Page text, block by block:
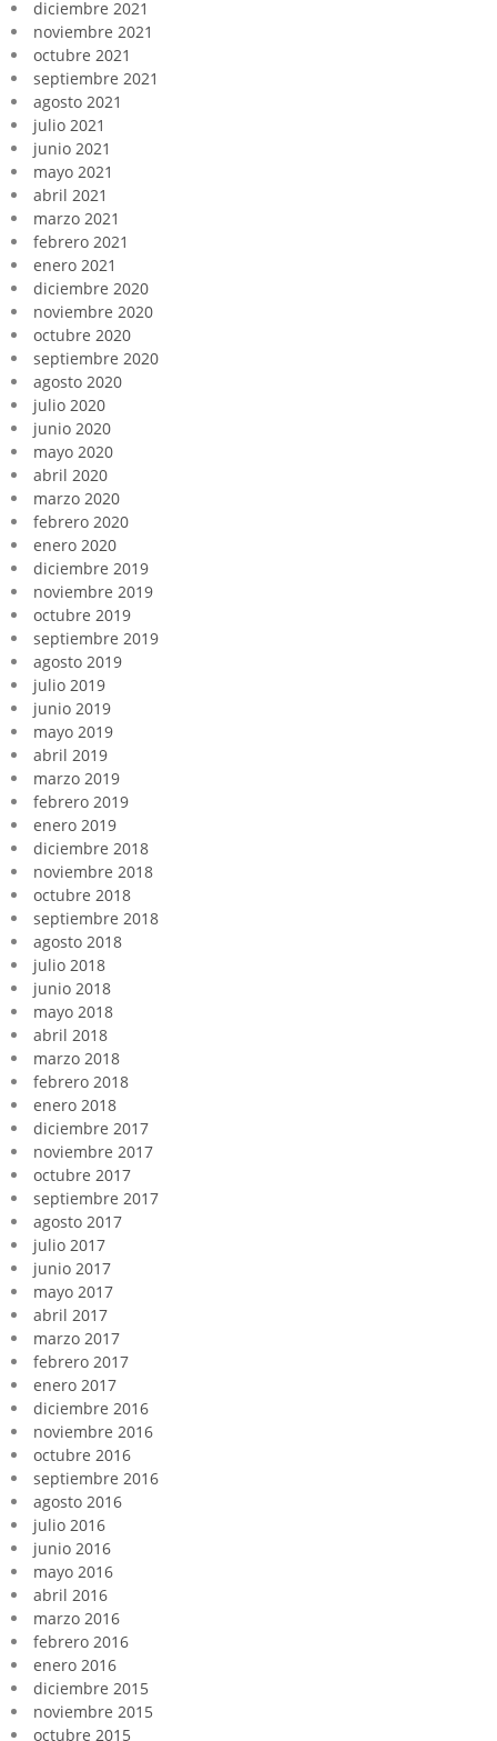
diciembre 2021
noviembre 2021
octubre 2021
septiembre 2021
agosto 2021
julio 2021
junio 2021
mayo 2021
abril 2021
marzo 2021
febrero 2021
enero 2021
diciembre 2020
noviembre 2020
octubre 2020
septiembre 2020
agosto 2020
julio 2020
junio 2020
mayo 2020
abril 2020
marzo 2020
febrero 2020
enero 2020
diciembre 2019
noviembre 2019
octubre 2019
septiembre 2019
agosto 2019
julio 2019
junio 2019
mayo 2019
abril 2019
marzo 2019
febrero 2019
enero 2019
diciembre 2018
noviembre 2018
octubre 2018
septiembre 2018
agosto 2018
julio 2018
junio 2018
mayo 2018
abril 2018
marzo 2018
febrero 2018
enero 2018
diciembre 2017
noviembre 2017
octubre 2017
septiembre 2017
agosto 2017
julio 2017
junio 2017
mayo 2017
abril 2017
marzo 2017
febrero 2017
enero 2017
diciembre 2016
noviembre 2016
octubre 2016
septiembre 2016
agosto 2016
julio 2016
junio 2016
mayo 2016
abril 2016
marzo 2016
febrero 2016
enero 2016
diciembre 2015
noviembre 2015
octubre 2015